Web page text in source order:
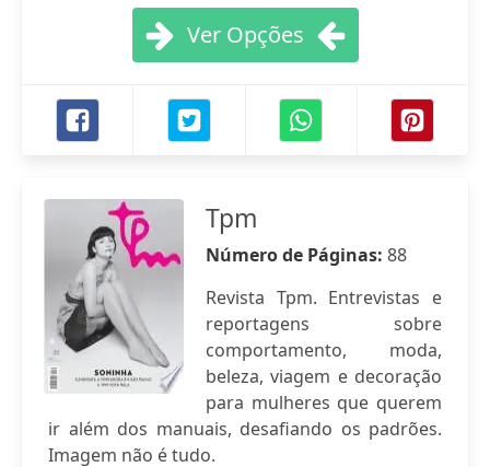
Ver Opções
Tpm
Número de Páginas: 88
Revista Tpm. Entrevistas e
reportagens sobre
comportamento, moda,
beleza, viagem e decoração
para mulheres que querem
ir além dos manuais, desafiando os padrões.
Imagem não é tudo.